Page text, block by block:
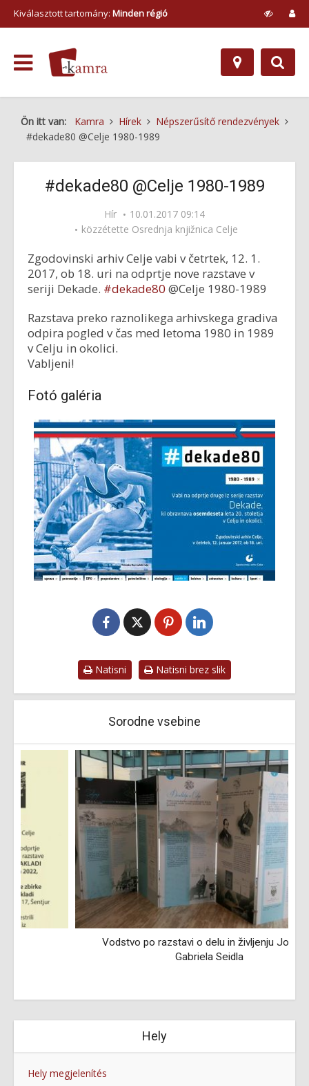
Kiválasztott tartomány: Minden régió
Ön itt van: Kamra Hírek
Népszerűsítő rendezvények
#dekade80 @Celje 1980-1989
#dekade80 @Celje 1980-1989
Hír
10.01.2017 09:14
közzétette Osrednja knjižnica Celje
Zgodovinski arhiv Celje vabi v četrtek, 12. 1.
2017, ob 18. uri na odprtje nove razstave v
seriji Dekade. #dekade80 @Celje 1980-1989
Razstava preko raznolikega arhivskega gradiva
odpira pogled v čas med letoma 1980 in 1989
v Celju in okolici.
Vabljeni!
Fotó galéria
Natisni Natisni brez slik
Sorodne vsebine
Vodstvo po razstavi o delu in življenju Johanna
Gabriela Seidla
Hely
Hely megjelenítés